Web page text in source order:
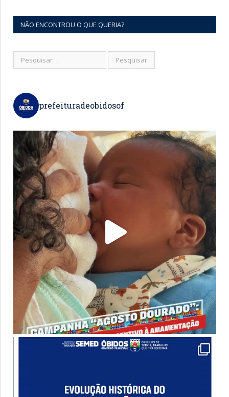
NÃO ENCONTROU O QUE QUERIA?
prefeituradeobidosof